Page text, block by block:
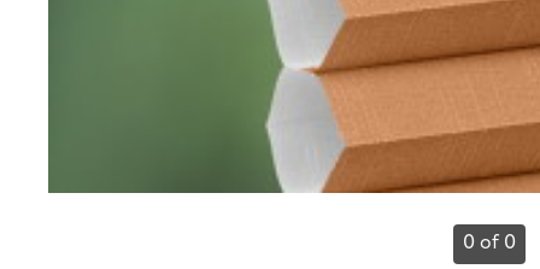
0 of 0